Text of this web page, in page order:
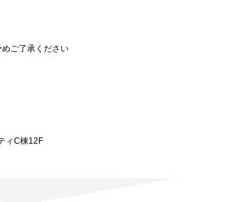
ご了承ください
ィC棟12F